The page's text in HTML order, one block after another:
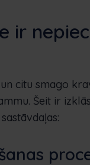
ir
citu smago
Šeit ir